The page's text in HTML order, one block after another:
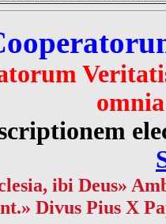
ibi Deus»
Divus Pius X